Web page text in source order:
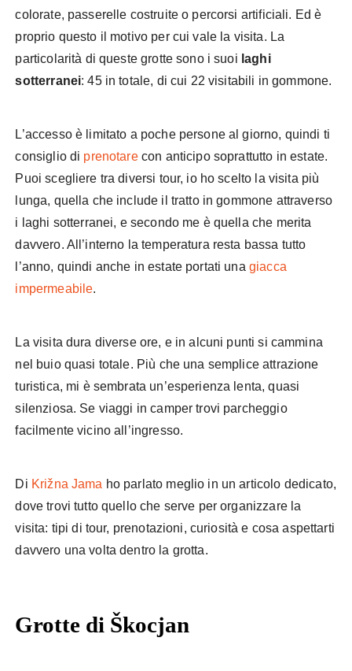
colorate, passerelle costruite o percorsi artificiali. Ed è
proprio questo il motivo per cui vale la visita. La
particolarità di queste grotte sono i suoi laghi
sotterranei: 45 in totale, di cui 22 visitabili in gommone.
L’accesso è limitato a poche persone al giorno, quindi ti
consiglio di prenotarecon anticipo soprattutto in estate.
Puoi scegliere tra diversi tour, io ho scelto la visita più
lunga, quella che include il tratto in gommone attraverso
i laghi sotterranei, e secondo me è quella che merita
davvero. All’interno la temperatura resta bassa tutto
l’anno, quindi anche in estate portati una giacca
impermeabile.
La visita dura diverse ore, e in alcuni punti si cammina
nel buio quasi totale. Più che una semplice attrazione
turistica, mi è sembrata un’esperienza lenta, quasi
silenziosa. Se viaggi in camper trovi parcheggio
facilmente vicino all’ingresso.
Di Križna Jama ho parlato meglio in un articolo dedicato,
dove trovi tutto quello che serve per organizzare la
visita: tipi di tour, prenotazioni, curiosità e cosa aspettarti
davvero una volta dentro la grotta.
Grotte di Škocjan